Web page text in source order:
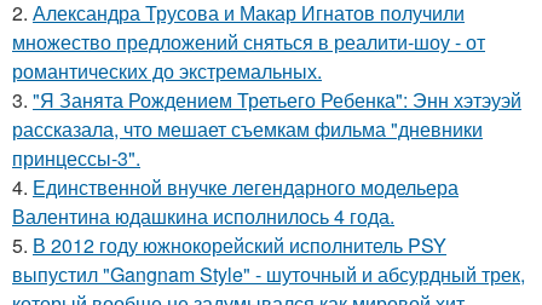
2. Александра Трусова и Макар Игнатов получили
множество предложений сняться в реалити-шоу - от
романтических до экстремальных.
3. "Я Занята Рождением Третьего Ребенка": Энн хэтэуэй
рассказала, что мешает съемкам фильма "дневники
принцессы-3".
4. Единственной внучке легендарного модельера
Валентина юдашкина исполнилось 4 года.
5. В 2012 году южнокорейский исполнитель PSY
выпустил "Gangnam Style" - шуточный и абсурдный трек,